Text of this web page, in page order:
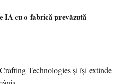
IA cu o fabrică prevăzută